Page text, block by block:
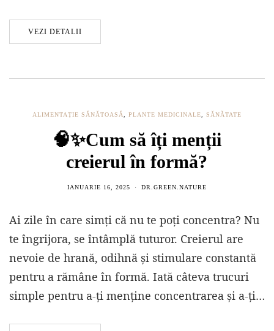
VEZI DETALII
ALIMENTAȚIE SĂNĂTOASĂ PLANTE MEDICINALE SĂNĂTATE
🧠✨Cum să îți menții
creierul în formă?
IANUARIE 16, 2025 DR.GREEN.NATURE
Ai zile în care simți că nu te poți concentra? Nu
te îngrijora, se întâmplă tuturor. Creierul are
nevoie de hrană, odihnă și stimulare constantă
pentru a rămâne în formă. Iată câteva trucuri
simple pentru a-ți menține concentrarea și a-ți…